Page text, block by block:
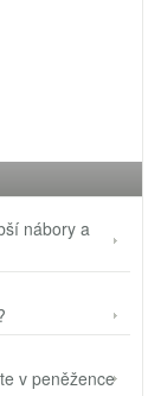
nábory a
v peněžence